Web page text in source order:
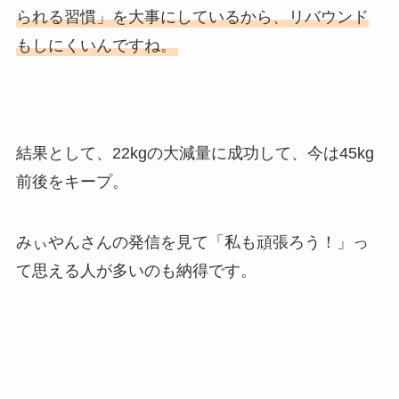
られる習慣」を大事にしているから、リバウンド
もしにくいんですね。
結果として、22kgの大減量に成功して、今は45kg
前後をキープ。
みぃやんさんの発信を見て「私も頑張ろう！」っ
て思える人が多いのも納得です。